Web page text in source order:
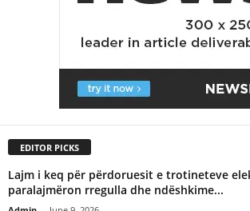
EDITOR PICKS
Lajm i keq për përdoruesit e trotineteve
paralajmëron rregulla dhe ndëshkime...